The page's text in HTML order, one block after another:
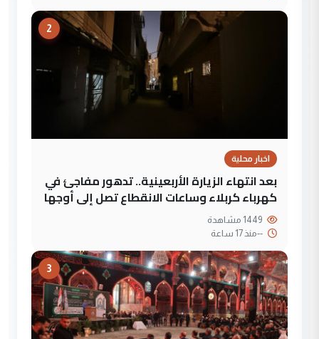
2
اخبار محلية
بعد انتهاء الزيارة الأربعينية.. تدهور مفاجئ في
كهرباء كربلاء وساعات الانقطاع تصل إلى أوجها
--منذ 17 ساعة
3